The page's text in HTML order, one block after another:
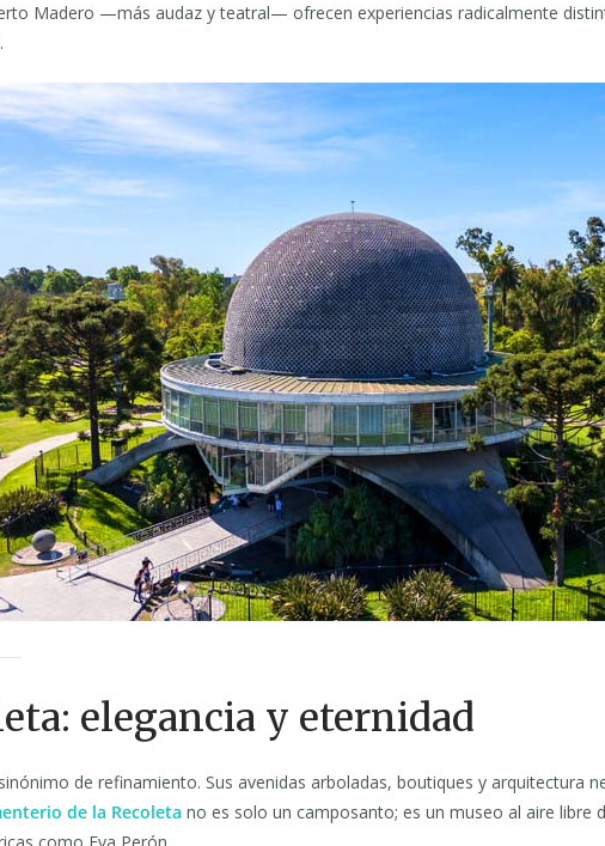
Madero —más audaz y teatral— ofrecen experiencias radicalmente
elegancia y eternidad
de refinamiento. Sus avenidas arboladas, boutiques y arquitectura
de la Recoleta no es solo un camposanto; es un museo al aire libre